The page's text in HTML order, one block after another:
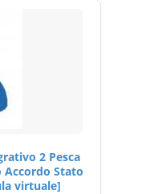
2 Pesca
Accordo Stato
virtuale]